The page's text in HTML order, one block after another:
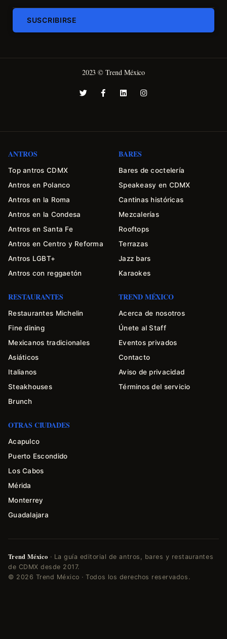
SUSCRIBIRSE
2023 © Trend México
ANTROS
Top antros CDMX
Antros en Polanco
Antros en la Roma
Antros en la Condesa
Antros en Santa Fe
Antros en Centro y Reforma
Antros LGBT+
Antros con reggaetón
BARES
Bares de coctelería
Speakeasy en CDMX
Cantinas históricas
Mezcalerías
Rooftops
Terrazas
Jazz bars
Karaokes
RESTAURANTES
Restaurantes Michelin
Fine dining
Mexicanos tradicionales
Asiáticos
Italianos
Steakhouses
Brunch
TREND MÉXICO
Acerca de nosotros
Únete al Staff
Eventos privados
Contacto
Aviso de privacidad
Términos del servicio
OTRAS CIUDADES
Acapulco
Puerto Escondido
Los Cabos
Mérida
Monterrey
Guadalajara
Trend México · La guía editorial de antros, bares y restaurantes
de CDMX desde 2017.
© 2026 Trend México · Todos los derechos reservados.